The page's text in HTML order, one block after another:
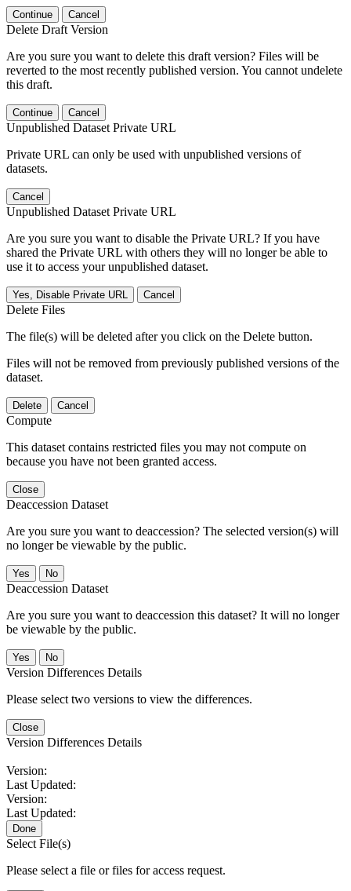
Continue Cancel
Delete Draft Version
Are you sure you want to delete this draft version? Files will be
reverted to the most recently published version. You cannot undelete
this draft.
Continue Cancel
Unpublished Dataset Private URL
Private URL can only be used with unpublished versions of
datasets.
Cancel
Unpublished Dataset Private URL
Are you sure you want to disable the Private URL? If you have
shared the Private URL with others they will no longer be able to
use it to access your unpublished dataset.
Yes, Disable Private URL Cancel
Delete Files
The file(s) will be deleted after you click on the Delete button.
Files will not be removed from previously published versions of the
dataset.
Delete Cancel
Compute
This dataset contains restricted files you may not compute on
because you have not been granted access.
Close
Deaccession Dataset
Are you sure you want to deaccession? The selected version(s) will
no longer be viewable by the public.
No
Deaccession Dataset
Are you sure you want to deaccession this dataset? It will no longer
be viewable by the public.
No
Version Differences Details
Please select two versions to view the differences.
Close
Version Differences Details
Version:
Last Updated:
Version:
Last Updated:
Done
Select File(s)
Please select a file or files for access request.